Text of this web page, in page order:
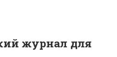
журнал для